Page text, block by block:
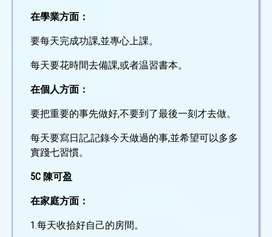
在學業方面：
要每天完成功課,並專心上課。
每天要花時間去備課,或者温習書本。
在個人方面：
要把重要的事先做好,不要到了最後一刻才去做。
每天要寫日記,記錄今天做過的事,並希望可以多多
實踐七習慣。
5C 陳可盈
在家庭方面：
1.每天收拾好自己的房間。